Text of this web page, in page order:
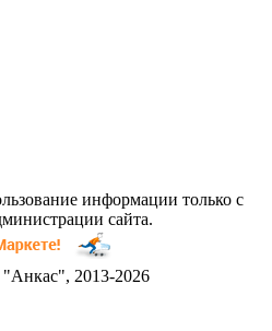
информации только с
сайта.
2013-2026